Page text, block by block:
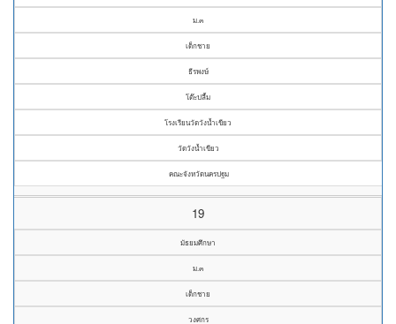
ม.๓
เด็กชาย
ธีรพงษ์
โต๊ะปลื้ม
โรงเรียนวัดวังน้ำเขียว
วัดวังน้ำเขียว
คณะจังหวัดนครปฐม
19
มัธยมศึกษา
ม.๓
เด็กชาย
วงศกร